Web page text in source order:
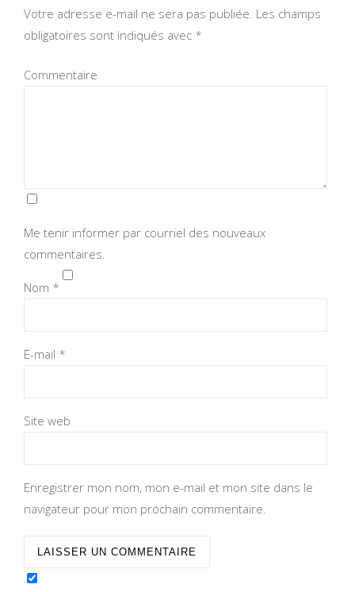
Votre adresse e-mail ne sera pas publiée. Les champs
obligatoires sont indiqués avec *
Commentaire
Me tenir informer par courriel des nouveaux
commentaires.
Nom *
E-mail *
Site web
Enregistrer mon nom, mon e-mail et mon site dans le
navigateur pour mon prochain commentaire.